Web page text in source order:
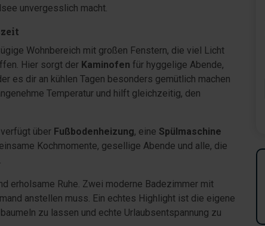
unvergesslich macht.
Wohnbereich mit großen Fenstern, die viel Licht
Hier sorgt der Kaminofen für hyggelige Abende,
es dir an kühlen Tagen besonders gemütlich machen
Temperatur und hilft gleichzeitig, den
über Fußbodenheizung, eine Spülmaschine
Kochmomente, gesellige Abende und alle, die
erholsame Ruhe. Zwei moderne Badezimmer mit
anstellen muss. Ein echtes Highlight ist die eigene
zu lassen und echte Urlaubsentspannung zu